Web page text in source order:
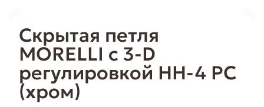
Скрытая петля
MORELLI с 3-D
регулировкой HH-4 PC
(хром)